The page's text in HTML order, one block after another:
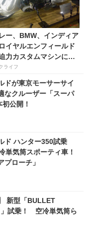
ー、BMW、インディア
イヤルエンフィールド
力カスタムマシンに注
「第31回ヨコハマホット
・カスタムショー
」レポート
ライフ
ドが東京モーサーサイ
なクルーザー「スーパ
公開！
ド ハンター350試乗
単気筒スポーティ車！
プローチ」
新型「BULLET
試乗！ 空冷単気筒ら